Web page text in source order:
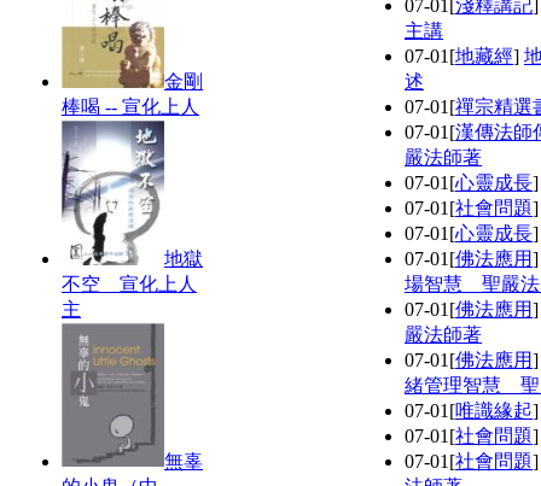
金剛
棒喝 -- 宣化上人
地獄
不空 宣化上人
主
無辜
07-01 [淺釋講記
主講
07-01 [地藏經]
述
07-01 [禪宗精選
07-01 [漢傳法師
嚴法師著
07-01 [心靈成長
07-01 [社會問題
07-01 [心靈成長
07-01 [佛法應用
場智慧 聖嚴
07-01 [佛法應用
嚴法師著
07-01 [佛法應用
緒管理智慧
07-01 [唯識緣起
07-01 [社會問題
07-01 [社會問題